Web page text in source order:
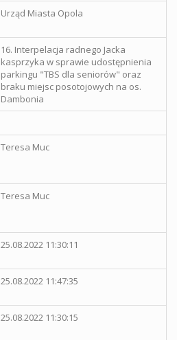
Urząd Miasta Opola
16. Interpelacja radnego Jacka
kasprzyka w sprawie udostępnienia
parkingu "TBS dla seniorów" oraz
braku miejsc posotojowych na os.
Dambonia
Teresa Muc
Teresa Muc
25.08.2022 11:30:11
25.08.2022 11:47:35
25.08.2022 11:30:15